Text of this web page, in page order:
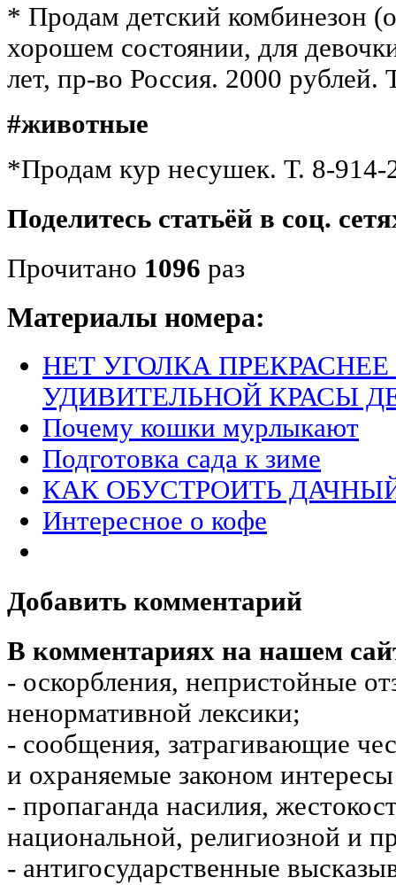
* Продам детский комбинезон
хорошем состоянии, для
лет, пр-во Россия. 2000 рублей.
#животные
*Продам кур несушек. Т. 8-914-
Поделитесь статьёй в соц.
Прочитано 1096 раз
Материалы номера:
НЕТ УГОЛКА
УДИВИТЕЛЬНОЙ КРАСЫ
Почему кошки мурлыкают
Подготовка сада к зиме
КАК ОБУСТРОИТЬ
Интересное о кофе
Добавить комментарий
В комментариях на нашем
- оскорбления, непристойные
ненормативной лексики;
- сообщения, затрагивающие
и охраняемые законом
- пропаганда насилия,
национальной, религиозной и
- антигосударственные